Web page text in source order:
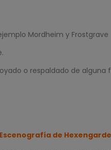
Mordheim y Frostgrave
o respaldado de alguna
Escenografía de Hexengarde